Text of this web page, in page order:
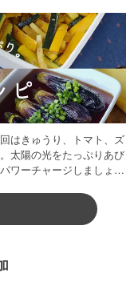
はきゅうり、トマト、ズ
太陽の光をたっぷりあび
ワーチャージしましょう